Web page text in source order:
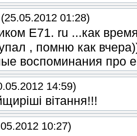
(25.05.2012 01:28)
Е71. ru ...как
, помню как
воспоминания про
14:59)
вітання!!!
10:27)